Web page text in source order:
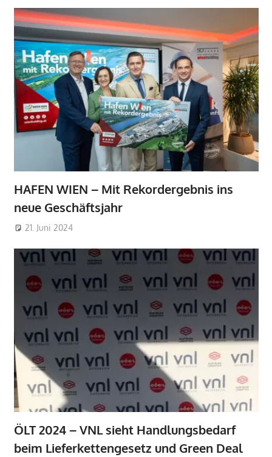
HAFEN WIEN – Mit Rekordergebnis ins
neue Geschäftsjahr
21. Juni 2024
ÖLT 2024 – VNL sieht Handlungsbedarf
beim Lieferkettengesetz und Green Deal